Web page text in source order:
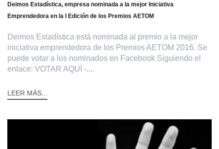
Deimos Estadística, empresa nominada a la mejor Iniciativa
Emprendedora en la I Edición de los Premios AETOM
Deimos Estadística está nominada al premio a la mejor
iniciativa emprendedora de los Premios AETOM 2016. Se
puede votar a los nominados en Facebook Siguiendo el
enlace: VOTAR AQUÍ -....
LEER MÁS...